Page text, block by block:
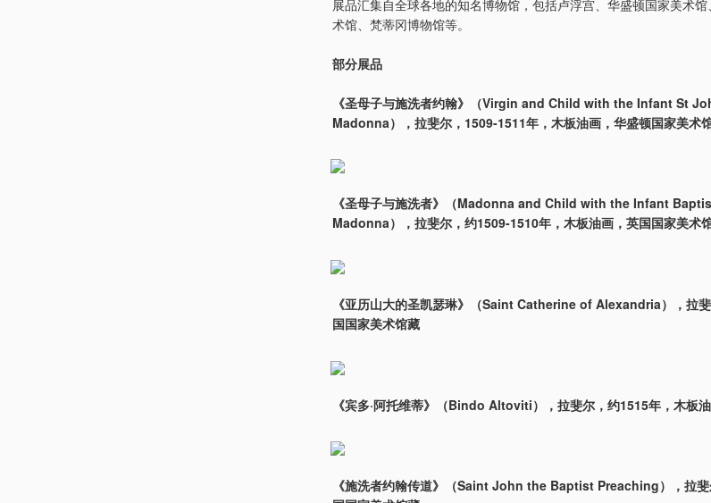
展品汇集自全球各地的知名博物馆，包括卢浮宫、华盛顿国家美术
术馆、梵蒂冈博物馆等。
部分展品
《圣母子与施洗者约翰》（Virgin and Child with the Infant St
Madonna），拉斐尔，1509-1511年，木板油画，华盛顿国家美术
《圣母子与施洗者》（Madonna and Child with the Infant
Madonna），拉斐尔，约1509-1510年，木板油画，英国国家美术
《亚历山大的圣凯瑟琳》（Saint Catherine of Alexandria），拉
国国家美术馆藏
《宾多·阿托维蒂》（Bindo Altoviti），拉斐尔，约1515年，木板
《施洗者约翰传道》（Saint John the Baptist Preaching），拉